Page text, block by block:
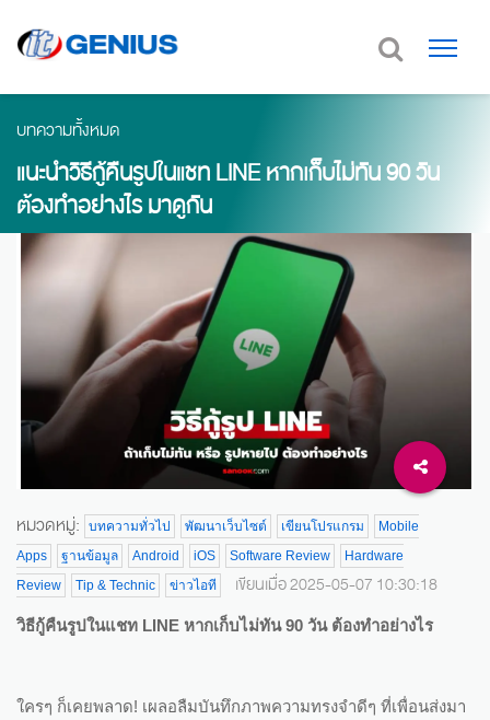
บทความทั้งหมด
แนะนำวิธีกู้คืนรูปในแชท LINE หากเก็บไม่ทัน 90 วัน
ต้องทำอย่างไร มาดูกัน
หมวดหมู่: บทความทั่วไป พัฒนาเว็บไซต์ เขียนโปรแกรม
Mobile
Apps
ฐานข้อมูล Android iOS Software Review
Hardware
Review
Tip & Technic ข่าวไอที เขียนเมื่อ 2025-05-07 10:30:18
วิธีกู้คืนรูปในแชท LINE หากเก็บไม่ทัน 90 วัน ต้องทำอย่างไร
ใครๆ ก็เคยพลาด! เผลอลืมบันทึกภาพความทรงจำดีๆ ที่เพื่อนส่งมา